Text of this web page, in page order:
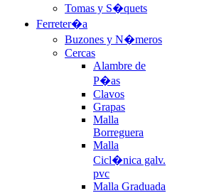
Tomas y S�quets
Ferreter�a
Buzones y N�meros
Cercas
Alambre de
P�as
Clavos
Grapas
Malla
Borreguera
Malla
Cicl�nica galv.
pvc
Malla Graduada